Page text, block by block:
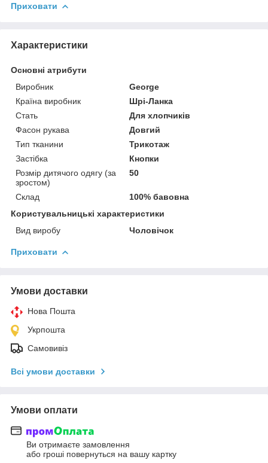
Приховати
Характеристики
Основні атрибути
Виробник
George
Країна виробник
Шрі-Ланка
Стать
Для хлопчиків
Фасон рукава
Довгий
Тип тканини
Трикотаж
Застібка
Кнопки
Розмір дитячого одягу (за
зростом)
50
Склад
100% бавовна
Користувальницькі характеристики
Вид виробу
Чоловічок
Приховати
Умови доставки
Нова Пошта
Укрпошта
Самовивіз
Всі умови доставки
Умови оплати
Ви отримаєте замовлення
або гроші повернуться на вашу картку